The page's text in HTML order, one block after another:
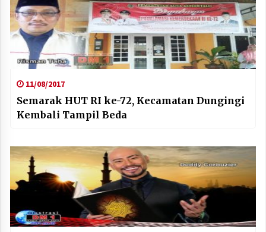
11/08/2017
Semarak HUT RI ke-72, Kecamatan Dungingi
Kembali Tampil Beda